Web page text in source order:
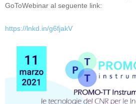
GoToWebinar al seguente link:
https://lnkd.in/g6fjakV